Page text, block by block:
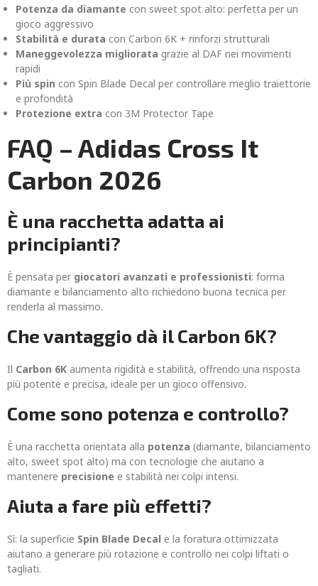
Potenza da diamante con sweet spot alto: perfetta per un
gioco aggressivo
Stabilità e durata con Carbon 6K + rinforzi strutturali
Maneggevolezza migliorata grazie al DAF nei movimenti
rapidi
Più spin con Spin Blade Decal per controllare meglio traiettorie
e profondità
Protezione extra con 3M Protector Tape
FAQ – Adidas Cross It
Carbon 2026
È una racchetta adatta ai
principianti?
È pensata per giocatori avanzati e professionisti: forma
diamante e bilanciamento alto richiedono buona tecnica per
renderla al massimo.
Che vantaggio dà il Carbon 6K?
Il Carbon 6K aumenta rigidità e stabilità, offrendo una risposta
più potente e precisa, ideale per un gioco offensivo.
Come sono potenza e controllo?
È una racchetta orientata alla potenza (diamante, bilanciamento
alto, sweet spot alto) ma con tecnologie che aiutano a
mantenere precisione e stabilità nei colpi intensi.
Aiuta a fare più effetti?
Sì: la superficie Spin Blade Decal e la foratura ottimizzata
aiutano a generare più rotazione e controllo nei colpi liftati o
tagliati.